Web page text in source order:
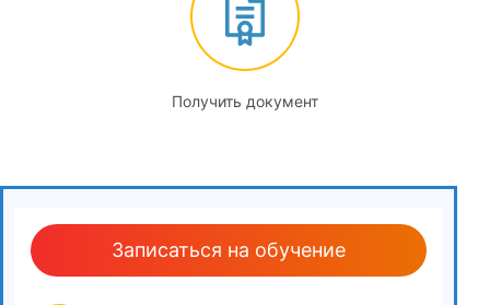
3.7
Силикатизация и смолизация грунтов
грунте»
Погружение и подъем стальных и шпунтованных свай
Получить документ
Записаться на обучение